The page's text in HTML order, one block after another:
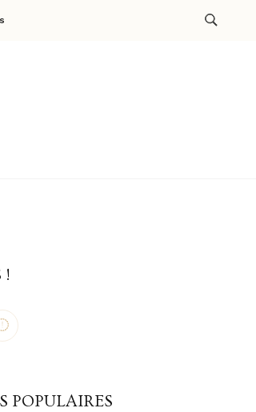
!
POPULAIRES